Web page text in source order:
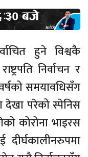
हुने विश्वकै
निर्वाचन र
समयावधिसँग
देखा परेको स्पेनिस
कोरोना भाइरस